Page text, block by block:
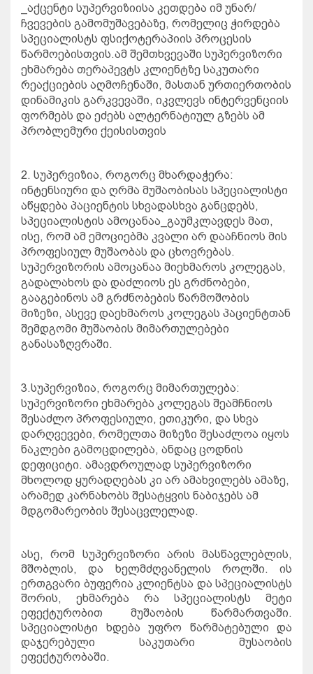
აქცენტი სუპერვიზიისა კეთდება იმ უნარ/
ჩვევების გამომუშავებაზე, რომელიც ჭირდება
სპეციალისტს ფსიქოტერაპიის პროცესის
წარმოებისთვის.ამ შემთხვევაში სუპერვიზორი
ეხმარება თერაპევტს კლიენტზე საკუთარი
რეაქციების აღმოჩენაში, მასთან ურთიერთობის
დინამიკის გარკვევაში, იკვლევს ინტერვენციის
ფორმებს და ეძებს ალტერნატიულ გზებს ამ
პრობლემური ქეისისთვის
2. სუპერვიზია, როგორც მხარდაჭერა:
ინტენსიური და ღრმა მუშაობისას სპეციალისტი
აწყდება პაციენტის სხვადასხვა განცდებს,
სპეციალისტის ამოცანაა გაუმკლავდეს მათ,
ისე, რომ ამ ემოციებმა კვალი არ დააჩნიოს მის
პროფესიულ მუშაობას და ცხოვრებას.
სუპერვიზორის ამოცანაა მიეხმაროს კოლეგას,
გადალახოს და დაძლიოს ეს გრძნობები,
გააგებინოს ამ გრძნობების წარმოშობის
მიზეზი, ასევე დაეხმაროს კოლეგას პაციენტთან
შემდგომი მუშაობის მიმართულებები
განასაზღვრაში.
3.სუპერვიზია, როგორც მიმართულება:
სუპერვიზორი ეხმარება კოლეგას შეამჩნიოს
შესაძლო პროფესიული, ეთიკური, და სხვა
დარღვევები, რომელთა მიზეზი შესაძლოა იყოს
ნაკლები გამოცდილება, ანდაც ცოდნის
დეფიციტი. ამავდროულად სუპერვიზორი
მხოლოდ ყურადღებას კი არ ამახვილებს ამაზე,
არამედ კარნახობს შესატყვის ნაბიჯებს ამ
მდგომარეობის შესაცვლელად.
ასე, რომ სუპერვიზორი არის მასწავლებლის,
მშობლის, და ხელმძღვანელის როლში.
ის
ერთგვარი ბუფერია კლიენტსა და სპეციალისტს
შორის, ეხმარება რა სპეციალისტს
მეტი
ეფექტურობით
მუშაობის წარმართვაში.
სპეციალისტი
ხდება უფრო წარმატებული
და
დაჯერებული
საკუთარი
მუსაობის
ეფექტურობაში.